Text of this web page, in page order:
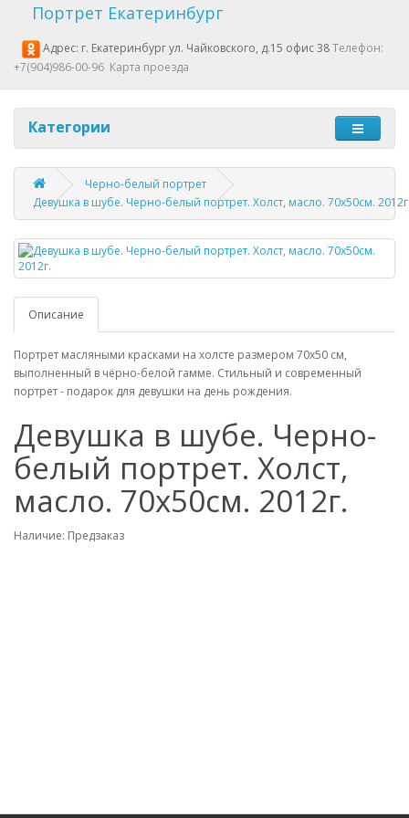
Портрет Екатеринбург
Адрес: г. Екатеринбург ул. Чайковского, д.15 офис 38Телефон:
+7(904)986-00-96 Карта проезда
Категории
Черно-белый портрет
Девушка в шубе. Черно-белый портрет. Холст, масло. 70х50см.
Описание
Портрет масляными красками на холсте размером 70х50 см,
выполненный в чёрно-белой гамме. Стильный и современный
портрет - подарок для девушки на день рождения.
Девушка в шубе. Черно-
белый портрет. Холст,
масло. 70х50см. 2012г.
Наличие: Предзаказ